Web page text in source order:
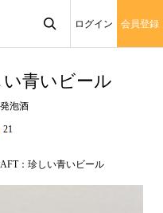
ログイン 会員登録
青いビール
発泡酒
21
：珍しい青いビール